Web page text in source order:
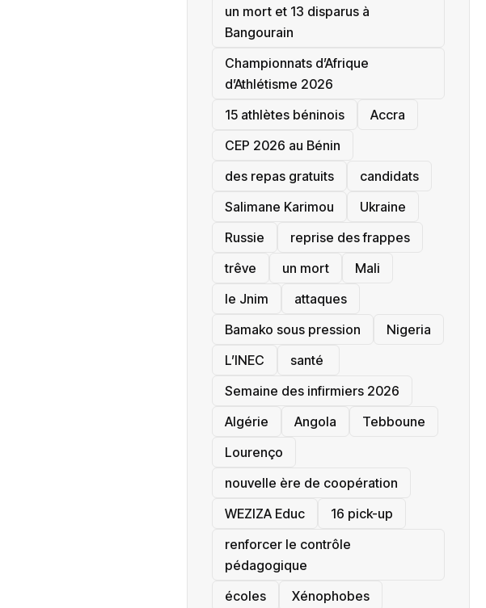
un mort et 13 disparus à
Bangourain
‎Championnats d’Afrique
d’Athlétisme 2026
15 athlètes béninois
Accra
‎CEP 2026 au Bénin
des repas gratuits
candidats
Salimane Karimou
Ukraine
Russie
reprise des frappes
trêve
un mort
Mali
le Jnim
attaques
Bamako sous pression
‎Nigeria
L’INEC
santé ‎
Semaine des infirmiers 2026
‎Algérie
Angola
Tebboune
Lourenço
nouvelle ère de coopération
‎WEZIZA Educ
16 pick-up
renforcer le contrôle
pédagogique
écoles
‎Xénophobes